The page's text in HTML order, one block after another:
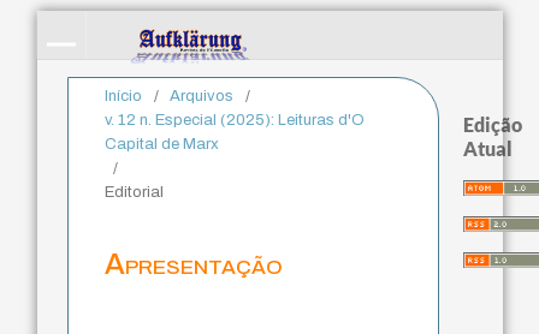
Início / Arquivos
/
v. 12 n. Especial (2025): Leituras d'O
Capital de Marx
/
Editorial
Apresentação
Edição
Atual